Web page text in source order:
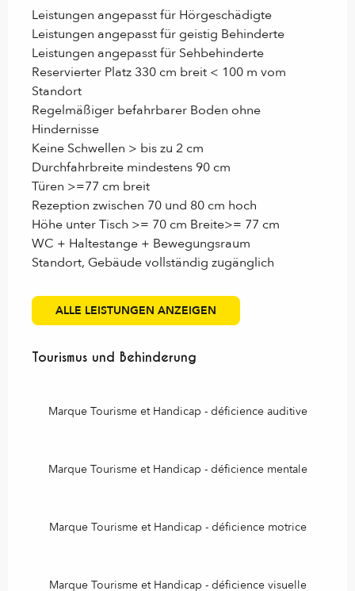
Leistungen angepasst für Hörgeschädigte
Leistungen angepasst für geistig Behinderte
Leistungen angepasst für Sehbehinderte
Reservierter Platz 330 cm breit < 100 m vom
Standort
Regelmäßiger befahrbarer Boden ohne
Hindernisse
Keine Schwellen > bis zu 2 cm
Durchfahrbreite mindestens 90 cm
Türen >=77 cm breit
Rezeption zwischen 70 und 80 cm hoch
Höhe unter Tisch >= 70 cm Breite>= 77 cm
WC + Haltestange + Bewegungsraum
Standort, Gebäude vollständig zugänglich
ALLE LEISTUNGEN ANZEIGEN
Tourismus und Behinderung
Tourismus und Behinderung
Marque Tourisme et Handicap - déficience auditive
Marque Tourisme et Handicap - déficience mentale
Marque Tourisme et Handicap - déficience motrice
Marque Tourisme et Handicap - déficience visuelle